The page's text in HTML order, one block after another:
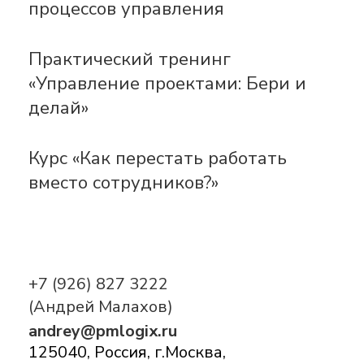
+7 (926) 827 3222
(Андрей Малахов)
andrey@pmlogix.ru
125040, Россия, г.Москва,
процессов управления
Практический тренинг
«Управление проектами: Бери и
делай»
Курс «Как перестать работать
вместо сотрудников?»